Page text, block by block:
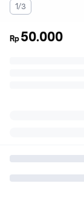
1/3
Rp 50.000